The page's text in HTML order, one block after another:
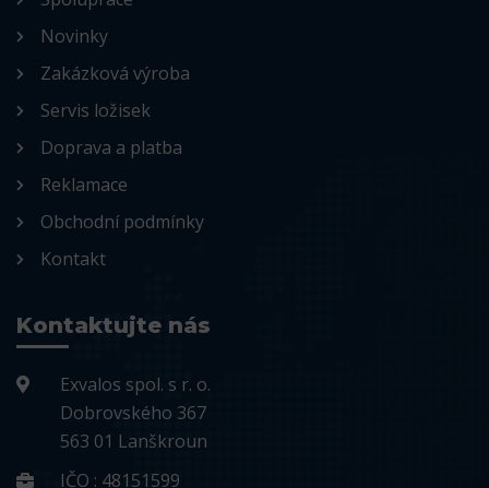
Novinky
Zakázková výroba
Servis ložisek
Doprava a platba
Reklamace
Obchodní podmínky
Kontakt
Kontaktujte nás
Exvalos spol. s r. o.
Dobrovského 367
563 01 Lanškroun
IČO : 48151599